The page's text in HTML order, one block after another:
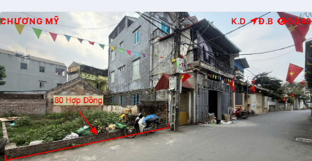
CHƯƠNG MỸ K.D Đ.B 5043